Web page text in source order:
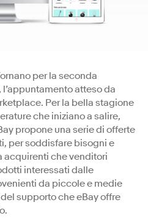
per la seconda
atteso da
Per la bella stagione
che iniziano a salire,
propone una serie di offerte
per soddisfare bisogni e
acquirenti che venditori
interessati dalle
da piccole e medie
supporto che eBay offre